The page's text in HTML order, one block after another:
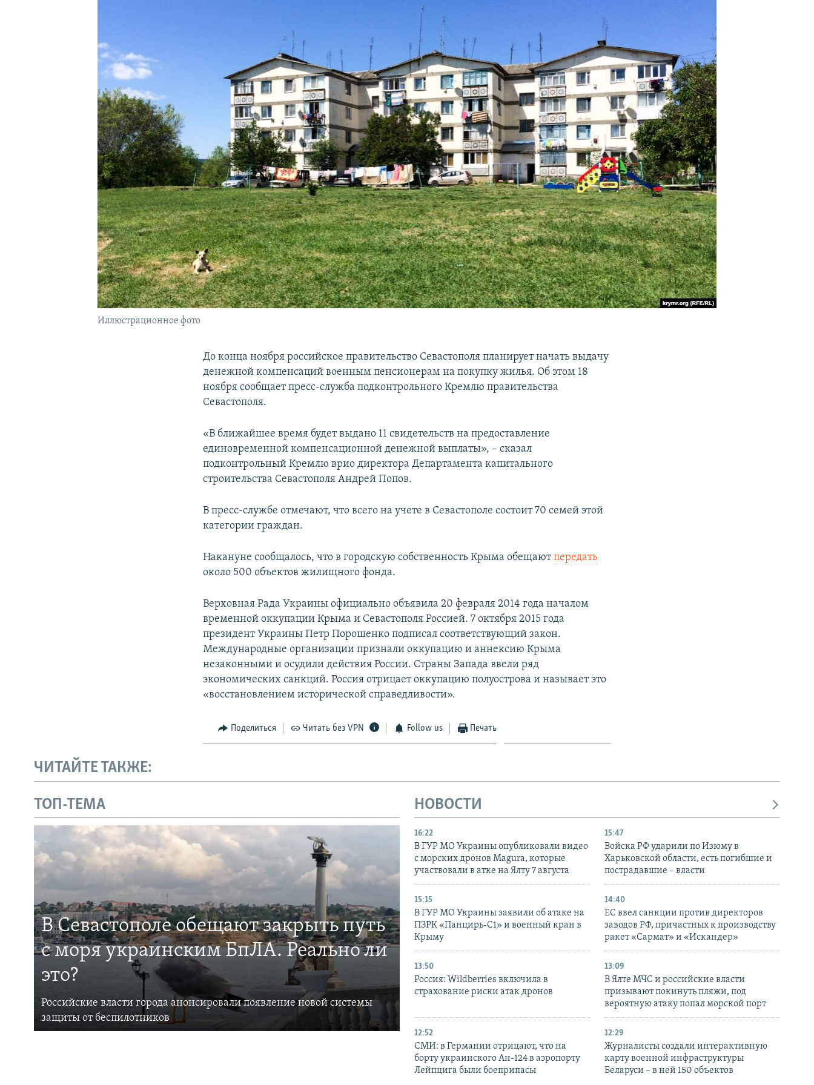
УКРАИНСКАЯ ПРОБЛЕМА КРЫМА
Иллюстрационное фото
До конца ноября российское правительство Севастополя планирует начать выдачу
денежной компенсаций военным пенсионерам на покупку жилья. Об этом 18
ноября сообщает пресс-служба подконтрольного Кремлю правительства
Севастополя.
«В ближайшее время будет выдано 11 свидетельств на предоставление
единовременной компенсационной денежной выплаты», – сказал
подконтрольный Кремлю врио директора Департамента капитального
строительства Севастополя Андрей Попов.
В пресс-службе отмечают, что всего на учете в Севастополе состоит 70 семей этой
категории граждан.
Накануне сообщалось, что в городскую собственность Крыма обещаютпередать
около 500 объектов жилищного фонда.
Верховная Рада Украины официально объявила 20 февраля 2014 года началом
временной оккупации Крыма и Севастополя Россией. 7 октября 2015 года
президент Украины Петр Порошенко подписал соответствующий закон.
Международные организации признали оккупацию и аннексию Крыма
незаконными и осудили действия России. Страны Запада ввели ряд
экономических санкций. Россия отрицает оккупацию полуострова и называет это
«восстановлением исторической справедливости».
Поделиться Читать без VPN Follow us Печать
ЧИТАЙТЕ ТАКЖЕ:
ТОП-ТЕМА
В Севастополе обещают закрыть путь
с моря украинским БпЛА. Реально ли
это?
Российские власти города анонсировали появление новой системы
защиты от беспилотников
НОВОСТИ
16:22
В ГУР МО Украины опубликовали видео
с морских дронов Magura, которые
участвовали в атке на Ялту 7 августа
15:47
Войска РФ ударили по Изюму в
Харьковской области, есть погибшие и
пострадавшие – власти
15:15
В ГУР МО Украины заявили об атаке на
ПЗРК «Панцирь-С1» и военный кран в
Крыму
14:40
ЕС ввел санкции против директоров
заводов РФ, причастных к производству
ракет «Сармат» и «Искандер»
13:50
Россия: Wildberries включила в
страхование риски атак дронов
13:09
В Ялте МЧС и российские власти
призывают покинуть пляжи, под
вероятную атаку попал морской порт
12:52
СМИ: в Германии отрицают, что на
борту украинского Ан-124 в аэропорту
Лейпцига были боеприпасы
12:29
Журналисты создали интерактивную
карту военной инфраструктуры
Беларуси – в ней 150 объектов